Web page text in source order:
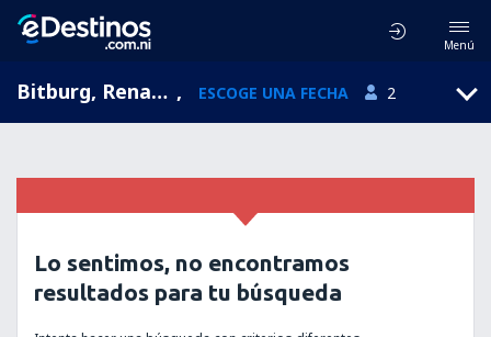
Menú
Bitburg, Renania-Palatinado, Alemania , ESCOGE UNA FECHA 2
Lo sentimos, no encontramos
resultados para tu búsqueda